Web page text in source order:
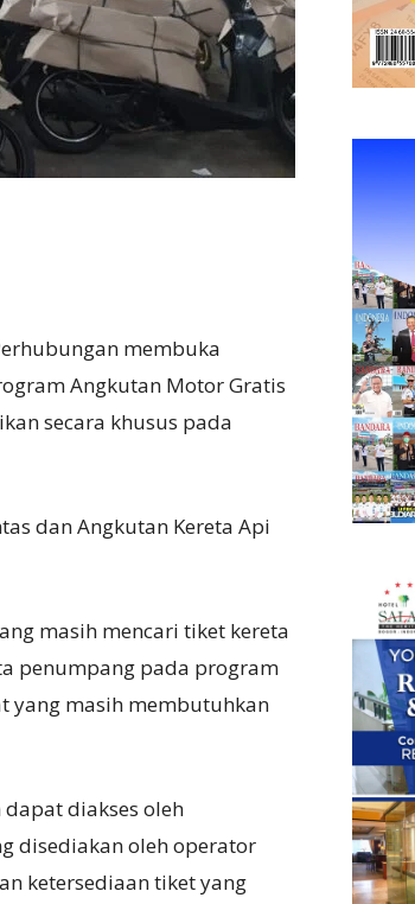
membuka
Angkutan Motor Gratis
secara khusus pada
dan Angkutan Kereta Api
masih mencari tiket kereta
penumpang pada program
yang masih membutuhkan
diakses oleh
disediakan oleh operator
ketersediaan tiket yang